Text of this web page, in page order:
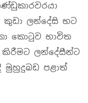
ලන්දේසි භට
‍කොටුව භාවිත
ලන්දේසීන්ට
මුහුදුබඩ පළාත්